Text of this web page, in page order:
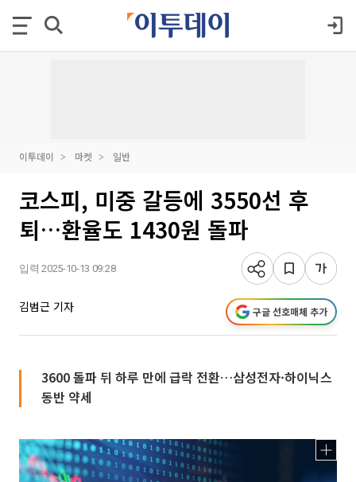
이투데이 마켓 일반
코스피, 미중 갈등에 3550선 후
퇴…환율도 1430원 돌파
입력 2025-10-13 09:28
김범근 기자 구글 선호매체 추가
3600 돌파 뒤 하루 만에 급락 전환…삼성전자·하이닉스
동반 약세